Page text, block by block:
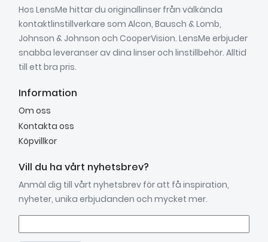
Hos LensMe hittar du originallinser från välkända
kontaktlinstillverkare som Alcon, Bausch & Lomb,
Johnson & Johnson och CooperVision. LensMe erbjuder
snabba leveranser av dina linser och linstillbehör. Alltid
till ett bra pris.
Information
Om oss
Kontakta oss
Köpvillkor
Vill du ha vårt nyhetsbrev?
Anmäl dig till vårt nyhetsbrev för att få inspiration,
nyheter, unika erbjudanden och mycket mer.